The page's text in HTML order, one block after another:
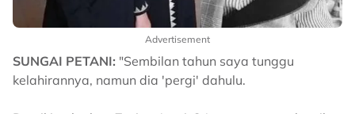
Advertisement
SUNGAI PETANI: "Sembilan tahun saya tunggu
kelahirannya, namun dia 'pergi' dahulu.